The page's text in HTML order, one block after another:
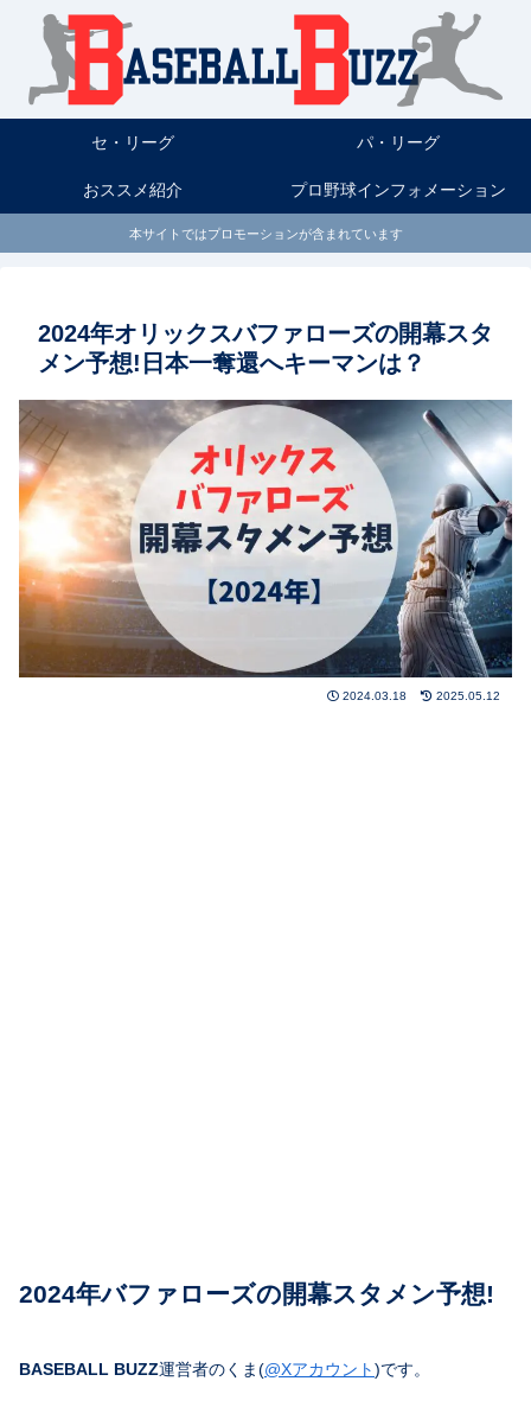
セ・リーグ パ・リーグ
おススメ紹介 プロ野球インフォメーション
本サイトではプロモーションが含まれています
2024年オリックスバファローズの開幕スタ
メン予想!日本一奪還へキーマンは？
2024.03.18 2025.05.12
2024年バファローズの開幕スタメン予想!
BASEBALL BUZZ運営者のくま(@Xアカウント)です。